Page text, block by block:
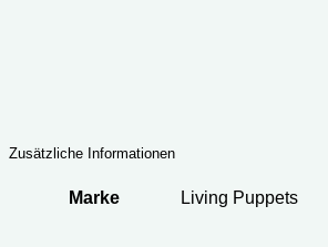
Zusätzliche Informationen
Marke Living Puppets